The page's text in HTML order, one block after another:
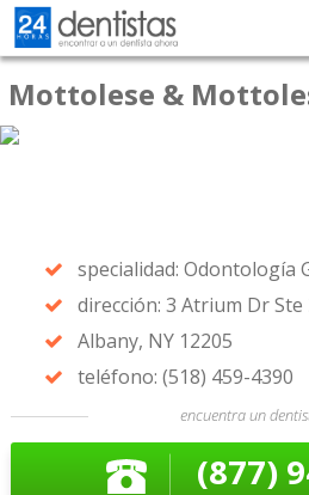
Mottolese &
specialidad: Odontología
dirección: 3 Atrium Dr Ste
Albany, NY 12205
teléfono: (518) 459-4390
encuentra un
(877)